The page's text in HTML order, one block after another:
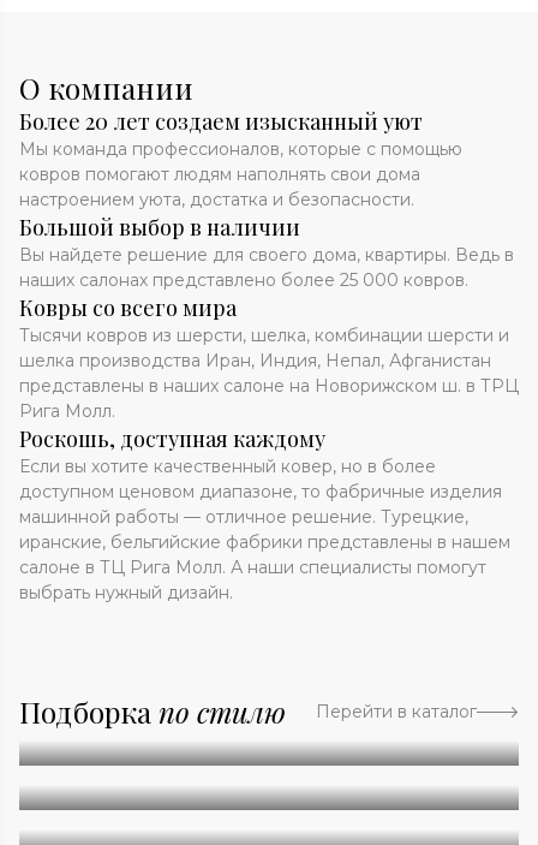
О компании
Более 20 лет создаем изысканный уют
Мы команда профессионалов, которые с помощью
ковров помогают людям наполнять свои дома
настроением уюта, достатка и безопасности.
Большой выбор в наличии
Вы найдете решение для своего дома, квартиры. Ведь в
наших салонах представлено более 25 000 ковров.
Ковры со всего мира
Тысячи ковров из шерсти, шелка, комбинации шерсти и
шелка производства Иран, Индия, Непал, Афганистан
представлены в наших салоне на Новорижском ш. в ТРЦ
Рига Молл.
Роскошь, доступная каждому
Если вы хотите качественный ковер, но в более
доступном ценовом диапазоне, то фабричные изделия
машинной работы — отличное решение. Турецкие,
иранские, бельгийские фабрики представлены в нашем
салоне в ТЦ Рига Молл. А наши специалисты помогут
выбрать нужный дизайн.
Подборка по стилю Перейти в каталог
Абстракция
Однотонные
Геометрия